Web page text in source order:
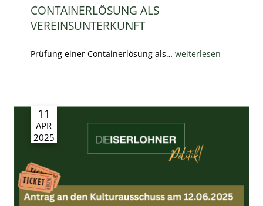
CONTAINERLÖSUNG ALS
VEREINSUNTERKUNFT
Prüfung einer Containerlösung als…weiterlesen
11
APR
2025